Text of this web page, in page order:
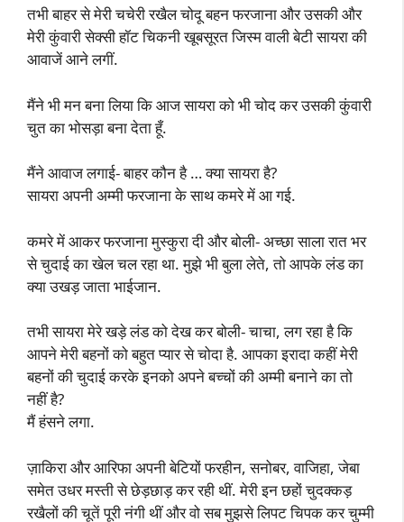
तभी बाहर से मेरी चचेरी रखैल चोदू बहन फरजाना और उसकी और
मेरी कुंवारी सेक्सी हॉट चिकनी खूबसूरत जिस्म वाली बेटी सायरा की
आवाजें आने लगीं.
मैंने भी मन बना लिया कि आज सायरा को भी चोद कर उसकी कुंवारी
चुत का भोसड़ा बना देता हूँ.
मैंने आवाज लगाई- बाहर कौन है … क्या सायरा है?
सायरा अपनी अम्मी फरजाना के साथ कमरे में आ गई.
कमरे में आकर फरजाना मुस्कुरा दी और बोली- अच्छा साला रात भर
से चुदाई का खेल चल रहा था. मुझे भी बुला लेते, तो आपके लंड का
क्या उखड़ जाता भाईजान.
तभी सायरा मेरे खड़े लंड को देख कर बोली- चाचा, लग रहा है कि
आपने मेरी बहनों को बहुत प्यार से चोदा है. आपका इरादा कहीं मेरी
बहनों की चुदाई करके इनको अपने बच्चों की अम्मी बनाने का तो
नहीं है?
मैं हंसने लगा.
ज़ाकिरा और आरिफा अपनी बेटियों फरहीन, सनोबर, वाजिहा, जेबा
समेत उधर मस्ती से छेड़छाड़ कर रही थीं. मेरी इन छहों चुदक्कड़
रखैलों की चूतें पूरी नंगी थीं और वो सब मुझसे लिपट चिपक कर चुम्मी